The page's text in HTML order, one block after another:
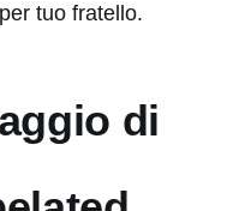
tuo fratello.
di